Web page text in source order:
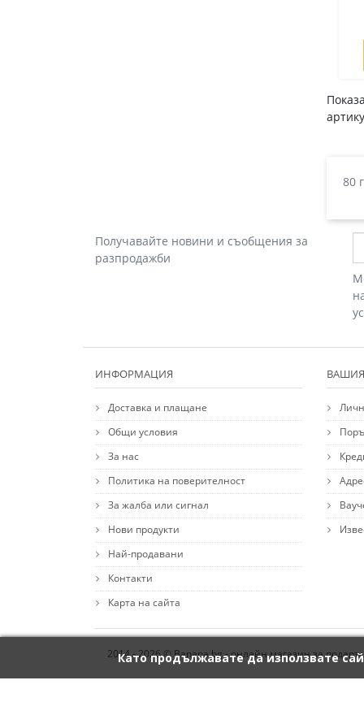
Като продължавате да използвате
80
Получавайте новини и съобщения за
разпродажби
ИНФОРМАЦИЯ
Доставка и плащане
Общи условия
За нас
Политика на поверителност
За жалба или сигнал
Нови продукти
Най-продавани
Контакти
Карта на сайта
2014 - 2026 © Banana.bg - онлайн магазин за